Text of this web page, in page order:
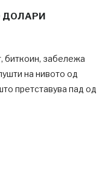
ДОЛАРИ
биткоин, забележа
на нивото од
претставува пад од